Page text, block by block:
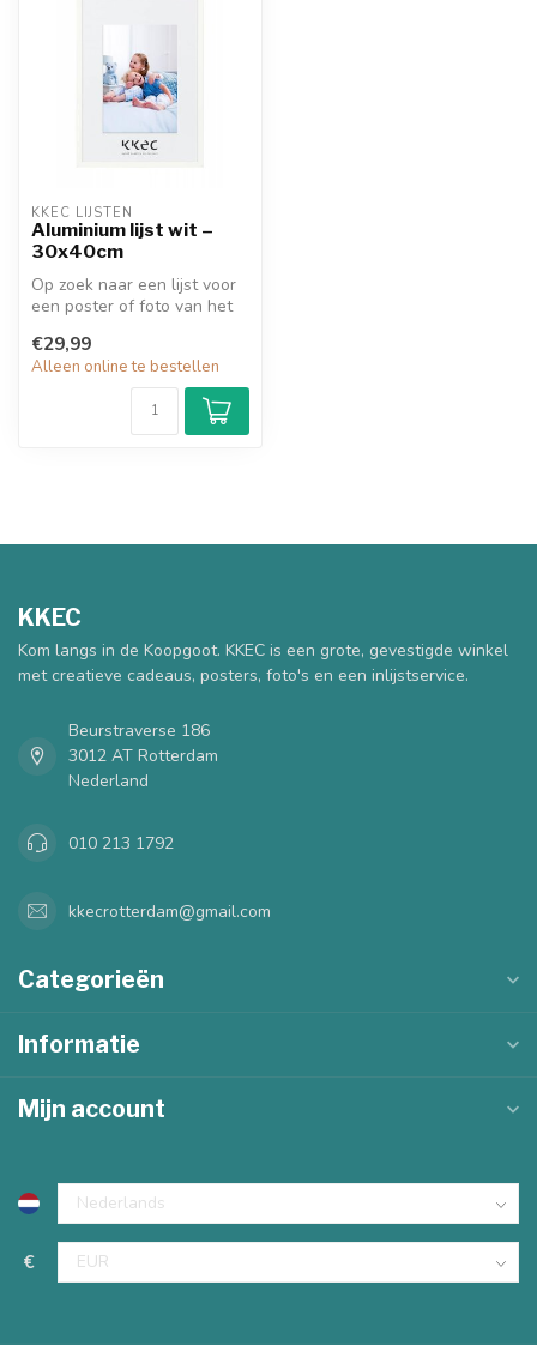
KKEC LIJSTEN
Aluminium lijst wit –
30x40cm
Op zoek naar een lijst voor
een poster of foto van het
€29,99
Alleen online te bestellen
KKEC
Kom langs in de Koopgoot. KKEC is een grote, gevestigde winkel
met creatieve cadeaus, posters, foto's en een inlijstservice.
Beurstraverse 186
3012 AT Rotterdam
Nederland
010 213 1792
kkecrotterdam@gmail.com
Categorieën
Informatie
Mijn account
€